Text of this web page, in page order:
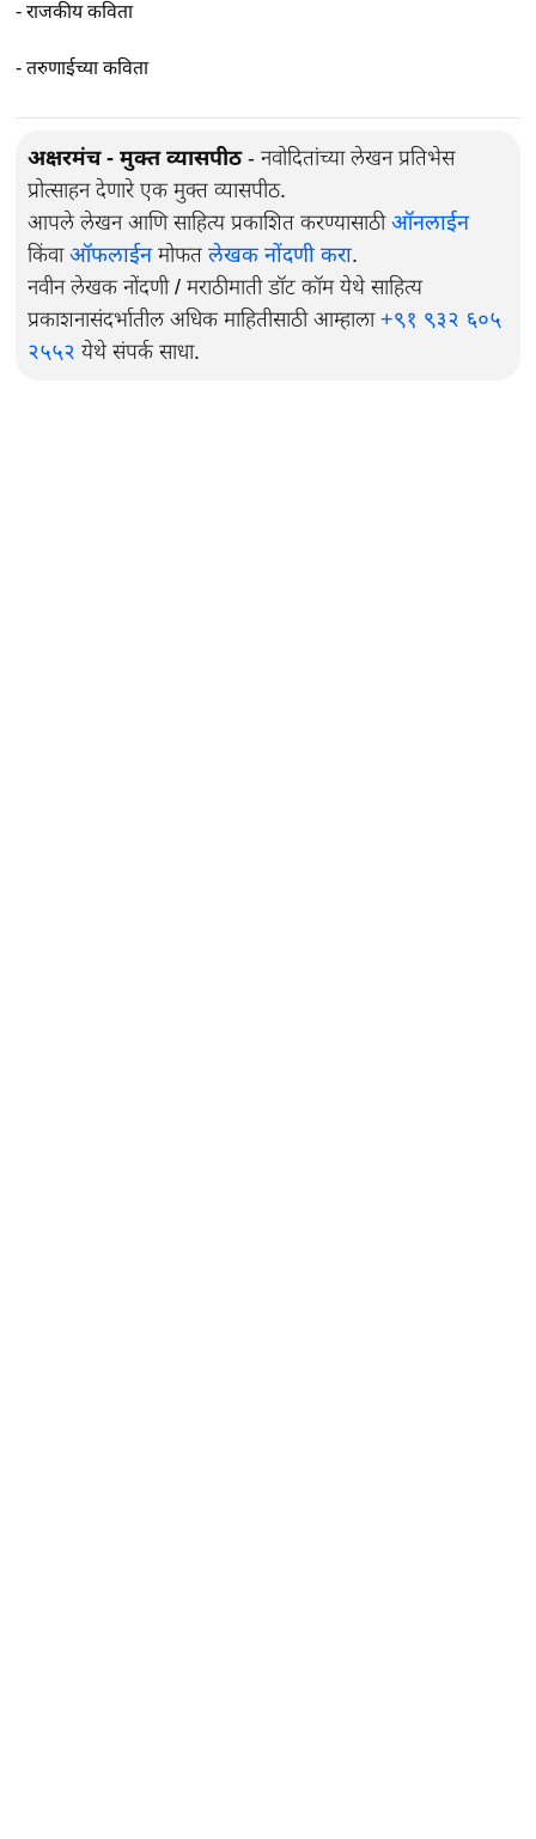
-राजकीय कविता
-तरुणाईच्या कविता
अक्षरमंच - मुक्त व्यासपीठ- नवोदितांच्या लेखन प्रतिभेस
प्रोत्साहन देणारे एक मुक्त व्यासपीठ.
आपले लेखन आणि साहित्य प्रकाशित करण्यासाठीऑनलाईन
किंवाऑफलाईनमोफतलेखक नोंदणी करा.
नवीन लेखक नोंदणी / मराठीमाती डॉट कॉम येथे साहित्य
प्रकाशनासंदर्भातील अधिक माहितीसाठी आम्हाला+९१ ९३२ ६०५
२५५२ येथे संपर्क साधा.